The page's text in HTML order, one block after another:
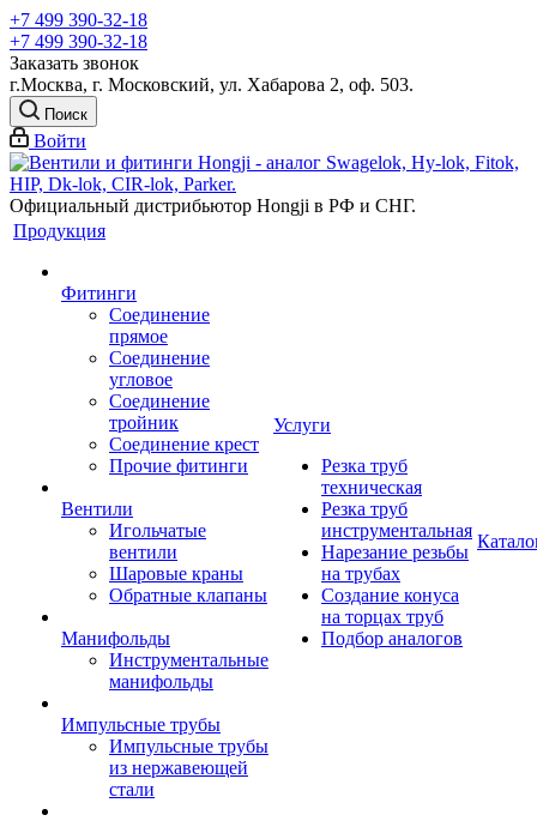
+7 499 390-32-18
+7 499 390-32-18
Заказать звонок
г.Москва, г. Московский, ул. Хабарова 2, оф. 503.
Поиск
Войти
Официальный дистрибьютор Hongji в РФ и СНГ.
Продукция
Фитинги
Соединение
прямое
Соединение
угловое
Соединение
тройник
Соединение крест
Прочие фитинги
Вентили
Игольчатые
вентили
Шаровые краны
Обратные клапаны
Манифольды
Инструментальные
манифольды
Импульсные трубы
Импульсные трубы
из нержавеющей
стали
Услуги
Резка труб
техническая
Резка труб
инструментальная
Нарезание резьбы
на трубах
Создание конуса
на торцах труб
Подбор аналогов